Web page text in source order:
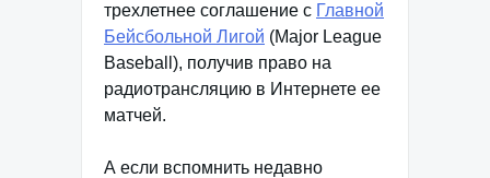
трехлетнее соглашение с Главной
Бейсбольной Лигой (Major League
Baseball), получив право на
радиотрансляцию в Интернете ее
матчей.
А если вспомнить недавно